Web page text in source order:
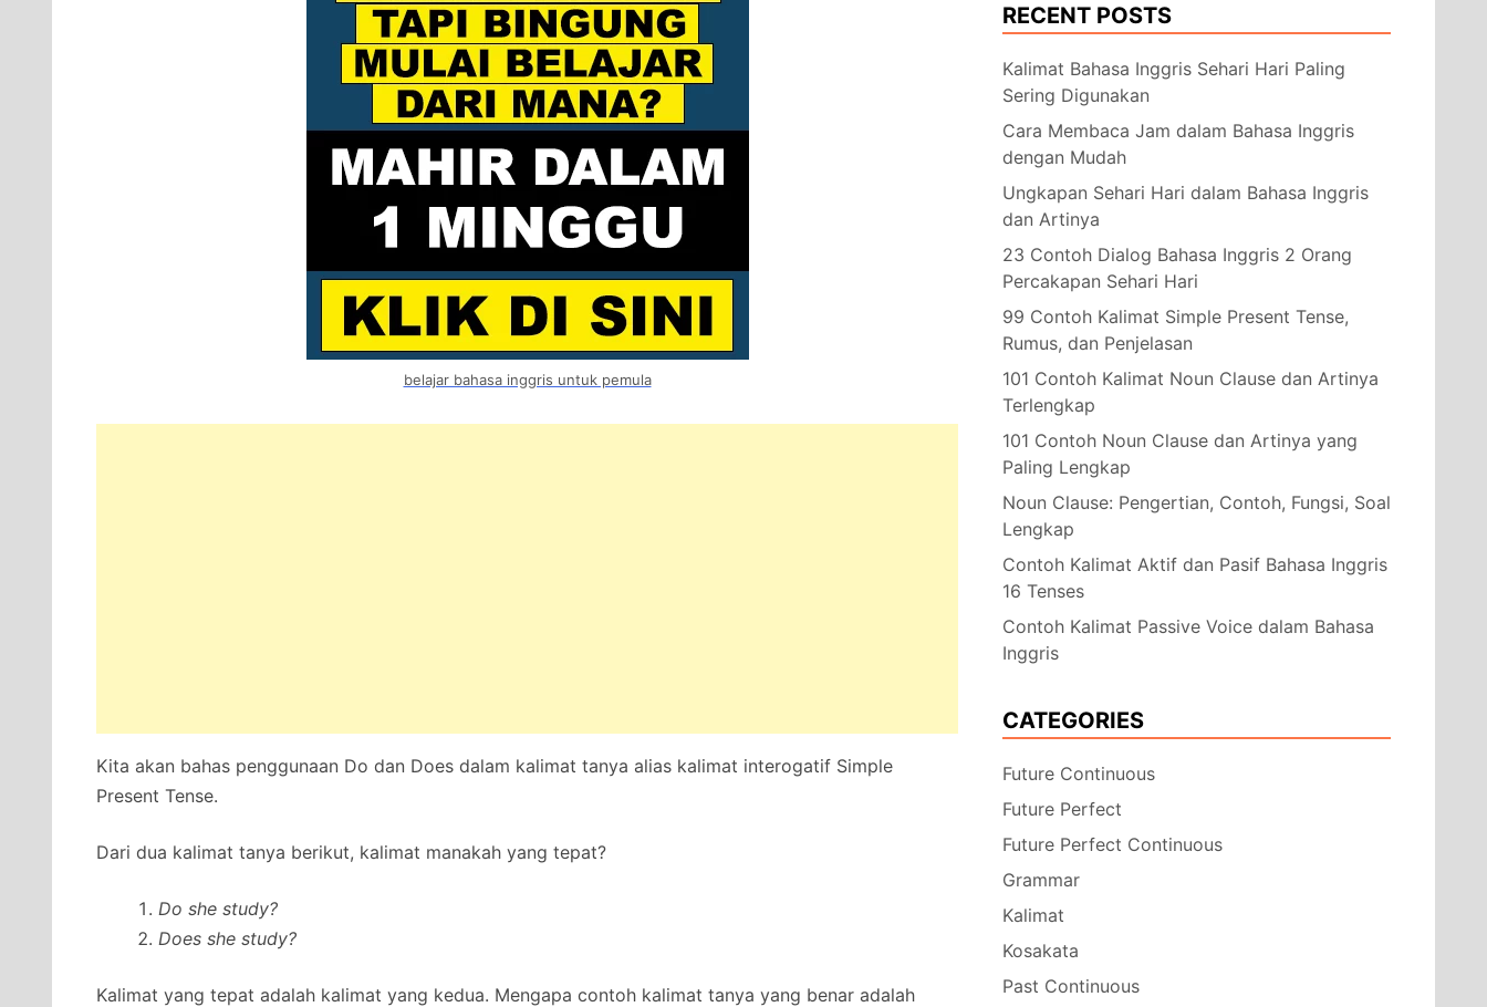
belajar bahasa inggris untuk pemula
Kita akan bahas penggunaan Do dan Does dalam kalimat tanya alias kalimat interogatif Simple
Present Tense.
Dari dua kalimat tanya berikut, kalimat manakah yang tepat?
Do she study?
Does she study?
Kalimat yang tepat adalah kalimat yang kedua. Mengapa contoh kalimat tanya yang benar adalah
RECENT POSTS
Kalimat Bahasa Inggris Sehari Hari Paling
Sering Digunakan
Cara Membaca Jam dalam Bahasa Inggris
dengan Mudah
Ungkapan Sehari Hari dalam Bahasa Inggris
dan Artinya
23 Contoh Dialog Bahasa Inggris 2 Orang
Percakapan Sehari Hari
99 Contoh Kalimat Simple Present Tense,
Rumus, dan Penjelasan
101 Contoh Kalimat Noun Clause dan Artinya
Terlengkap
101 Contoh Noun Clause dan Artinya yang
Paling Lengkap
Noun Clause: Pengertian, Contoh, Fungsi, Soal
Lengkap
Contoh Kalimat Aktif dan Pasif Bahasa Inggris
16 Tenses
Contoh Kalimat Passive Voice dalam Bahasa
Inggris
CATEGORIES
Future Continuous
Future Perfect
Future Perfect Continuous
Grammar
Kalimat
Kosakata
Past Continuous